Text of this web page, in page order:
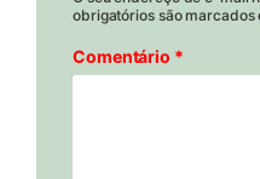
obrigatórios são marcados
Comentário *